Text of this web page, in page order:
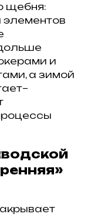
щебня:
элементов
и
а зимой